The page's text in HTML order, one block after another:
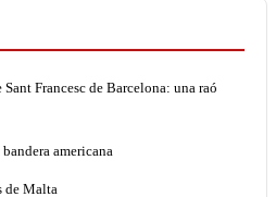
Francesc de Barcelona: una raó
americana
de Malta